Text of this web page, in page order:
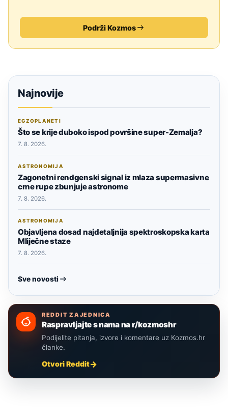
Podrži Kozmos
Najnovije
EGZOPLANETI
Što se krije duboko ispod površine super-Zemalja?
7. 8. 2026.
ASTRONOMIJA
Zagonetni rendgenski signal iz mlaza supermasivne
crne rupe zbunjuje astronome
7. 8. 2026.
ASTRONOMIJA
Objavljena dosad najdetaljnija spektroskopska karta
Mliječne staze
7. 8. 2026.
Sve novosti
REDDIT ZAJEDNICA
Raspravljajte s nama na r/kozmoshr
Podijelite pitanja, izvore i komentare uz Kozmos.hr
članke.
Otvori Reddit